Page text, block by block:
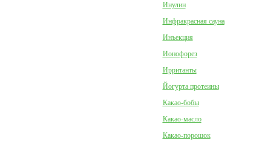
Инулин
Инфракрасная сауна
Инъекция
Ионофорез
Ирританты
Йогурта протеины
Какао-бобы
Какао-масло
Какао-порошок